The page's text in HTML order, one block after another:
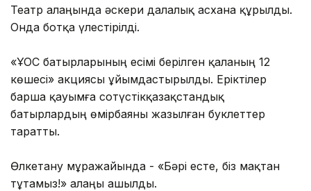
Театр алаңында әскери далалық асхана құрылды.
Онда ботқа үлестірілді.
«ҰОС батырларының есімі берілген қаланың 12
көшесі» акциясы ұйымдастырылды. Еріктілер
барша қауымға сотүстікқазақстандық
батырлардың өмірбаяны жазылған буклеттер
таратты.
Өлкетану мұражайында - «Бәрі есте, біз мақтан
тұтамыз!» алаңы ашылды.